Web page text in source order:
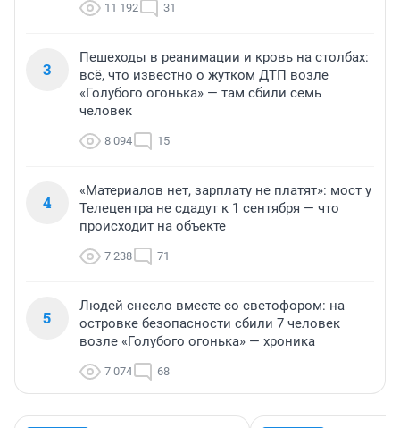
11 192 31
3
Пешеходы в реанимации и кровь на столбах:
всё, что известно о жутком ДТП возле
«Голубого огонька» — там сбили семь
человек
8 094 15
4
«Материалов нет, зарплату не платят»: мост у
Телецентра не сдадут к 1 сентября — что
происходит на объекте
7 238 71
5
Людей снесло вместе со светофором: на
островке безопасности сбили 7 человек
возле «Голубого огонька» — хроника
7 074 68